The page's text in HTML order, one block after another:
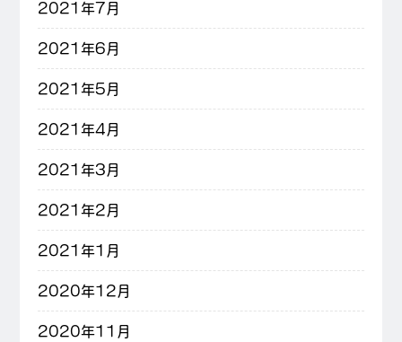
2021年7月
2021年6月
2021年5月
2021年4月
2021年3月
2021年2月
2021年1月
2020年12月
2020年11月